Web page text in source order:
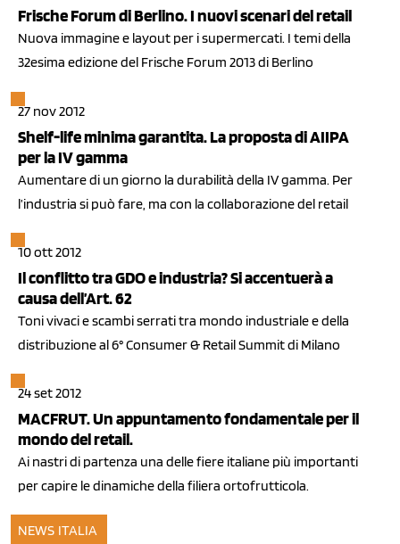
Frische Forum di Berlino. I nuovi scenari del retail
Nuova immagine e layout per i supermercati. I temi della
32esima edizione del Frische Forum 2013 di Berlino
27 nov 2012
Shelf-life minima garantita. La proposta di AIIPA
per la IV gamma
Aumentare di un giorno la durabilità della IV gamma. Per
l’industria si può fare, ma con la collaborazione del retail
10 ott 2012
Il conflitto tra GDO e industria? Si accentuerà a
causa dell’Art. 62
Toni vivaci e scambi serrati tra mondo industriale e della
distribuzione al 6° Consumer & Retail Summit di Milano
24 set 2012
MACFRUT. Un appuntamento fondamentale per il
mondo del retail.
Ai nastri di partenza una delle fiere italiane più importanti
per capire le dinamiche della filiera ortofrutticola.
NEWS ITALIA
09 mag 2012